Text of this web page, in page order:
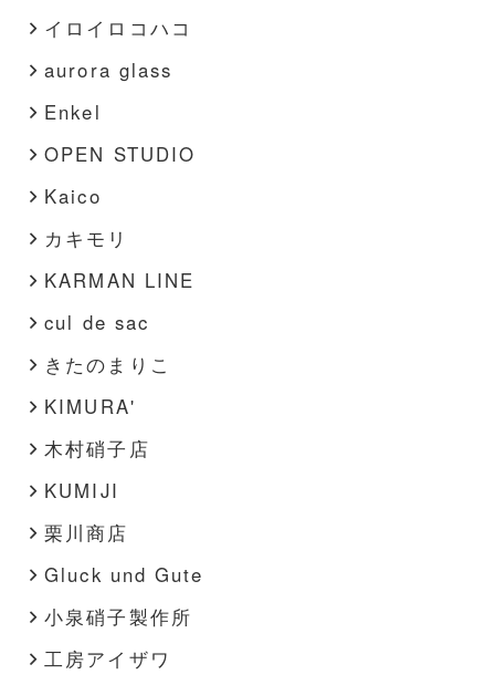
イロイロコハコ
aurora glass
Enkel
OPEN STUDIO
Kaico
カキモリ
KARMAN LINE
cul de sac
きたのまりこ
KIMURA'
木村硝子店
KUMIJI
栗川商店
Gluck und Gute
小泉硝子製作所
工房アイザワ